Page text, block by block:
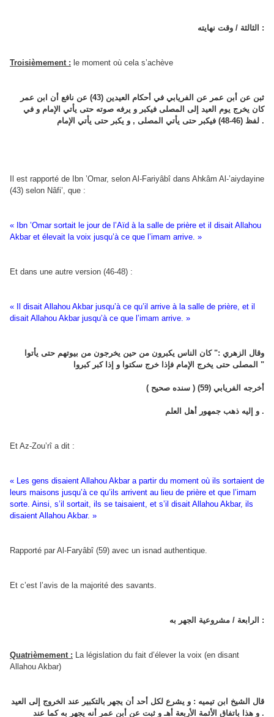
الثالثة / وقت نهايته :
Troisièmement : le moment où cela s’achève
ثبن عن أبن عمر عن الفريابي في أحكام العيدين (43) عن نافع أن ابن عمر
كان يخرج يوم العيد إلى المصلى فيكبر و يرفه صوته حتى يأتي الإمام و في
لفظ (46-48) فيكبر حتى يأتي المصلى , و يكبر حتى يأتي الإمام .
Il est rapporté de Ibn ’Omar, selon Al-Fariyâbî dans Ahkâm Al-’aiydayine
(43) selon Nâfi’, que :
« Ibn ’Omar sortait le jour de l’Aïd à la salle de prière et il disait Allahou
Akbar et élevait la voix jusqu’à ce que l’imam arrive. »
Et dans une autre version (46-48) :
« Il disait Allahou Akbar jusqu’à ce qu’il arrive à la salle de prière, et il
disait Allahou Akbar jusqu’à ce que l’imam arrive. »
وقال الزهري :" كان الناس يكبرون من حين يخرجون من بيوتهم حتى يأتوا
المصلى حتى يخرج الإمام فإذا خرج سكتوا و إذا كبر كبروا "
أخرجه الفريابي (59) ( سنده صحيح )
و إليه ذهب جمهور أهل العلم .
Et Az-Zou’rî a dit :
« Les gens disaient Allahou Akbar a partir du moment où ils sortaient de
leurs maisons jusqu’à ce qu’ils arrivent au lieu de prière et que l’imam
sorte. Ainsi, s’il sortait, ils se taisaient, et s’il disait Allahou Akbar, ils
disaient Allahou Akbar. »
Rapporté par Al-Faryâbî (59) avec un isnad authentique.
Et c’est l’avis de la majorité des savants.
الرابعة / مشروعية الجهر به :
Quatrièmement : La législation du fait d’élever la voix (en disant
Allahou Akbar)
قال الشيخ ابن تيميه : و يشرع لكل أحد أن يجهر بالتكبير عند الخروج إلى العيد
. و هذا باتفاق الأئمة الأربعة أهـ و ثبت عن أبن عمر أنه يجهر به كما عند